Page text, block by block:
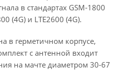
в стандартах GSM-1800
(4G) и LTE2600 (4G).
в герметичном корпусе,
с антенной входит
на мачте диаметром 30-67